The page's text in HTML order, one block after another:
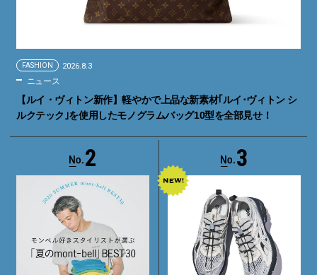
FASHION 2026.8.3
ニュース
【ルイ・ヴィトン新作】軽やかで上品な新素材｢ルイ･ヴィトン シ
ルクテック｣を使用したモノグラムバッグ10型を全部見せ！
2 3